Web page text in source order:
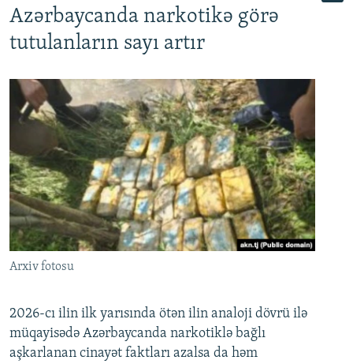
Azərbaycanda narkotikə görə
tutulanların sayı artır
Arxiv fotosu
2026-cı ilin ilk yarısında ötən ilin analoji dövrü ilə
müqayisədə Azərbaycanda narkotiklə bağlı
aşkarlanan cinayət faktları azalsa da həm